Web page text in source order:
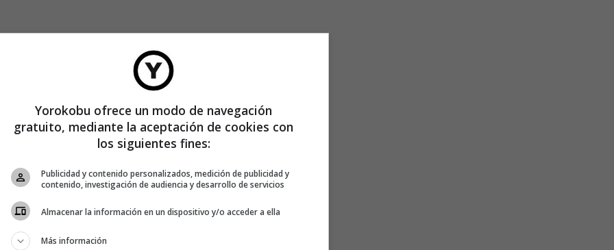
Yorokobu ofrece un modo de navegación
gratuito, mediante la aceptación de cookies con
los siguientes fines:
Publicidad y contenido personalizados, medición de publicidad y
contenido, investigación de audiencia y desarrollo de servicios
Almacenar la información en un dispositivo y/o acceder a ella
Más información